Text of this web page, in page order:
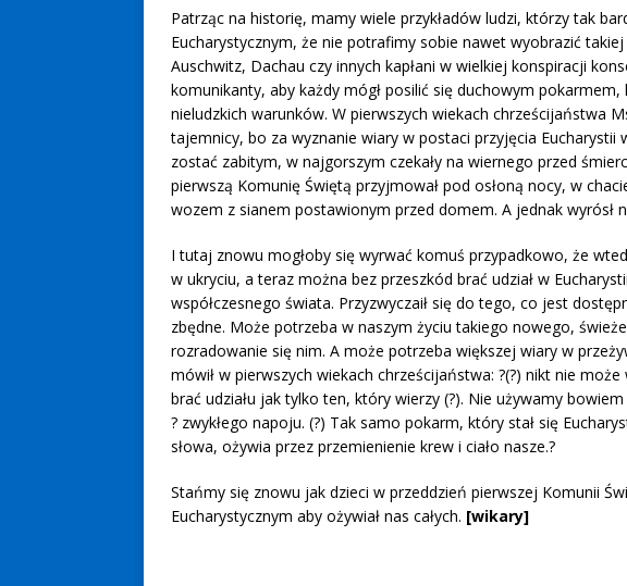
Patrząc na historię, mamy wiele przykładów ludzi, którzy tak
Eucharystycznym, że nie potrafimy sobie nawet wyobrazić
Auschwitz, Dachau czy innych kapłani w wielkiej konspiracji
komunikanty, aby każdy mógł posilić się duchowym pokarmem,
nieludzkich warunków. W pierwszych wiekach chrześcijaństwa
tajemnicy, bo za wyznanie wiary w postaci przyjęcia Eucharystii
zostać zabitym, w najgorszym czekały na wiernego przed
pierwszą Komunię Świętą przyjmował pod osłoną nocy, w
wozem z sianem postawionym przed domem. A jednak wyrósł
I tutaj znowu mogłoby się wyrwać komuś przypadkowo, że
w ukryciu, a teraz można bez przeszkód brać udział w
współczesnego świata. Przyzwyczaił się do tego, co jest
zbędne. Może potrzeba w naszym życiu takiego nowego,
rozradowanie się nim. A może potrzeba większej wiary w
mówił w pierwszych wiekach chrześcijaństwa: ?(?) nikt nie
brać udziału jak tylko ten, który wierzy (?). Nie używamy
? zwykłego napoju. (?) Tak samo pokarm, który stał się
słowa, ożywia przez przemienienie krew i ciało nasze.?
Stańmy się znowu jak dzieci w przeddzień pierwszej Komunii
Eucharystycznym aby ożywiał nas całych. [wikary]